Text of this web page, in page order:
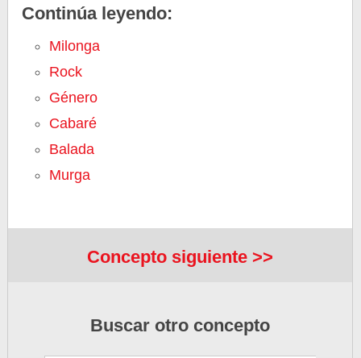
Continúa leyendo:
Milonga
Rock
Género
Cabaré
Balada
Murga
Concepto siguiente >>
Buscar otro concepto